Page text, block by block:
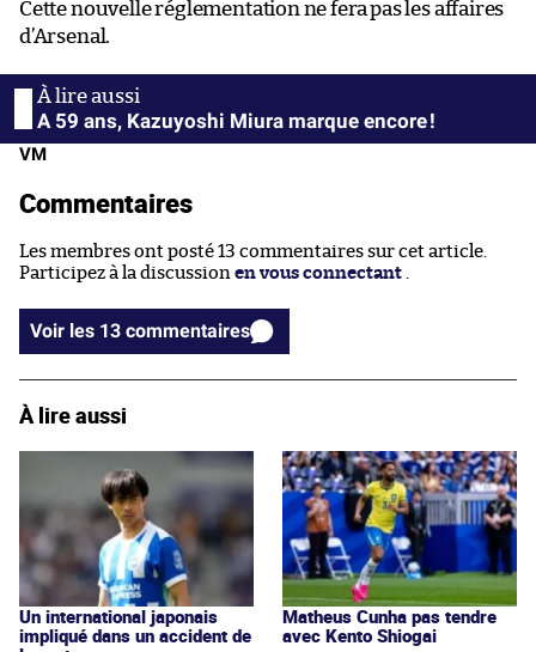
Cette nouvelle réglementation ne fera pas les affaires
d’Arsenal.
A 59 ans, Kazuyoshi Miura marque encore !
VM
Commentaires
Les membres ont posté 13 commentaires sur cet article.
Participez à la discussion en vous connectant
Voir les 13 commentaires
À lire aussi
Un international japonais
impliqué dans un accident de
Matheus Cunha pas tendre
avec Kento Shiogai